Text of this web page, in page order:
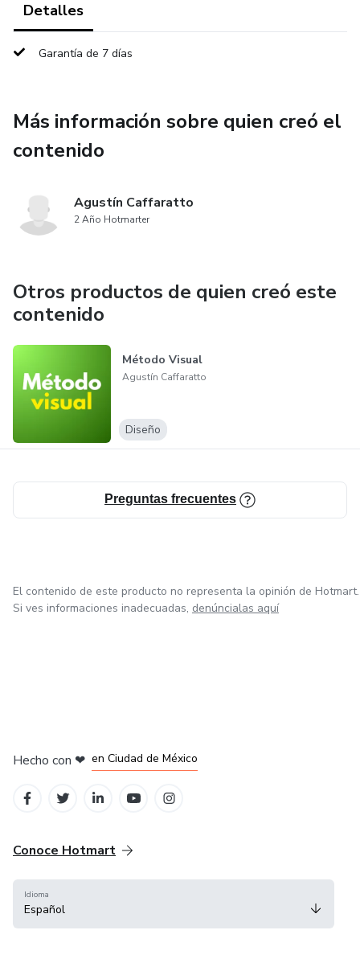
Detalles
Garantía de 7 días
Más información sobre quien creó el
contenido
Agustín Caffaratto
2 Año Hotmarter
Otros productos de quien creó este
contenido
Método Visual
Agustín Caffaratto
Diseño
Preguntas frecuentes
El contenido de este producto no representa la opinión de Hotmart.
Si ves informaciones inadecuadas, denúncialas aquí
Hecho con ❤ en Ciudad de México
Conoce Hotmart
Idioma
Español